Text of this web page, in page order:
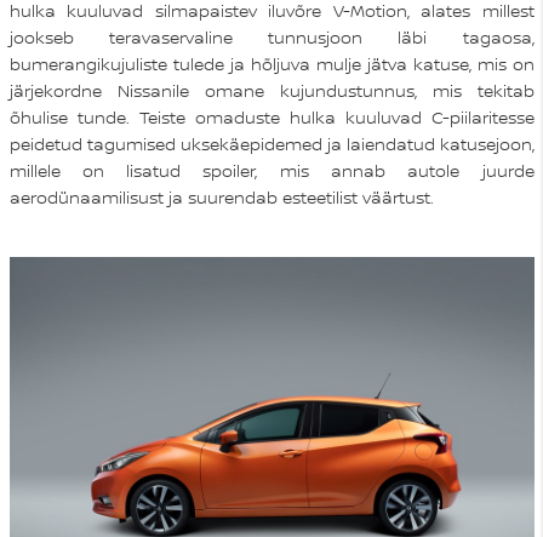
hulka kuuluvad silmapaistev iluvõre V-Motion, alates millest
jookseb teravaservaline tunnusjoon läbi tagaosa,
bumerangikujuliste tulede ja hõljuva mulje jätva katuse, mis on
järjekordne Nissanile omane kujundustunnus, mis tekitab
õhulise tunde. Teiste omaduste hulka kuuluvad C-piilaritesse
peidetud tagumised uksekäepidemed ja laiendatud katusejoon,
millele on lisatud spoiler, mis annab autole juurde
aerodünaamilisust ja suurendab esteetilist väärtust.